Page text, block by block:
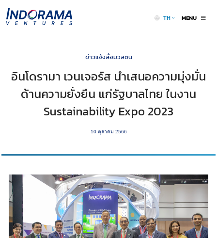
TH MENU
ข่าวแจ้งสื่อมวลชน
อินโดรามา เวนเจอร์ส นำเสนอความมุ่งมั่น
ด้านความยั่งยืน แก่รัฐบาลไทย ในงาน
Sustainability Expo 2023
10 ตุลาคม 2566